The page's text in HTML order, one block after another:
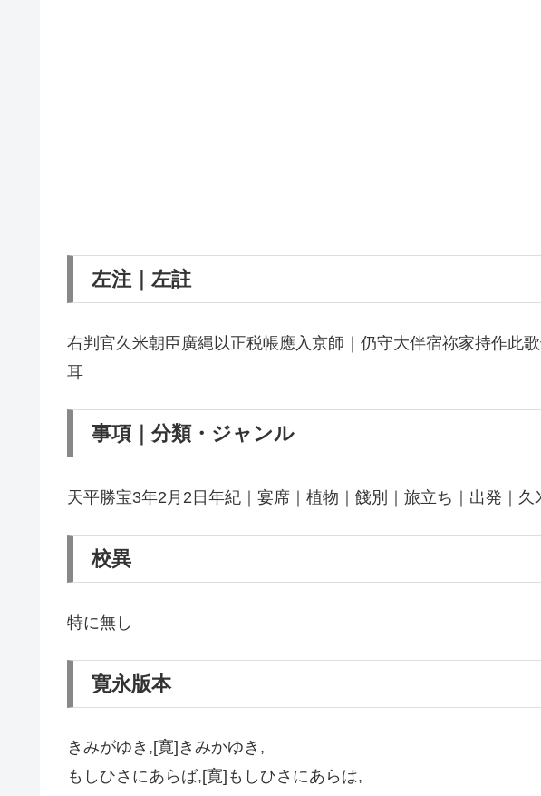
左注｜左註
右判官久米朝臣廣縄以正税帳應入京師｜仍守大伴宿祢家持作此
耳
事項｜分類・ジャンル
天平勝宝3年2月2日年紀｜宴席｜植物｜餞別｜旅立ち｜出発｜久
校異
特に無し
寛永版本
きみがゆき,[寛]きみかゆき,
もしひさにあらば,[寛]もしひさにあらは,